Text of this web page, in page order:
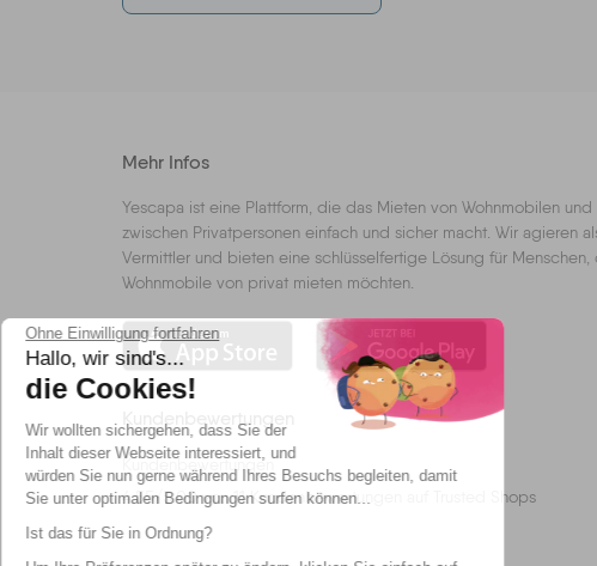
Mehr Infos
Yescapa ist eine Plattform, die das Mieten von Wohnmobilen
zwischen Privatpersonen einfach und sicher macht. Wir agieren
Vermittler und bieten eine schlüsselfertige Lösung für Menschen,
Wohnmobile von privat mieten möchten.
Kundenbewertungen
Kundenbewertungen
4.55/ 5.00von11Kundenbewertungen auf Trusted Shops
Ohne Einwilligung fortfahren
Hallo, wir sind's...
die Cookies!
Wir wollten sichergehen, dass Sie der
Inhalt dieser Webseite interessiert, und
würden Sie nun gerne während Ihres Besuchs begleiten, damit
Sie unter optimalen Bedingungen surfen können...
Ist das für Sie in Ordnung?